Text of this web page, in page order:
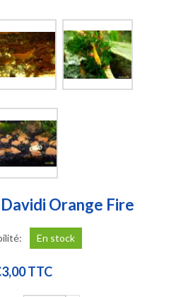
Orange Fire
En stock
TTC